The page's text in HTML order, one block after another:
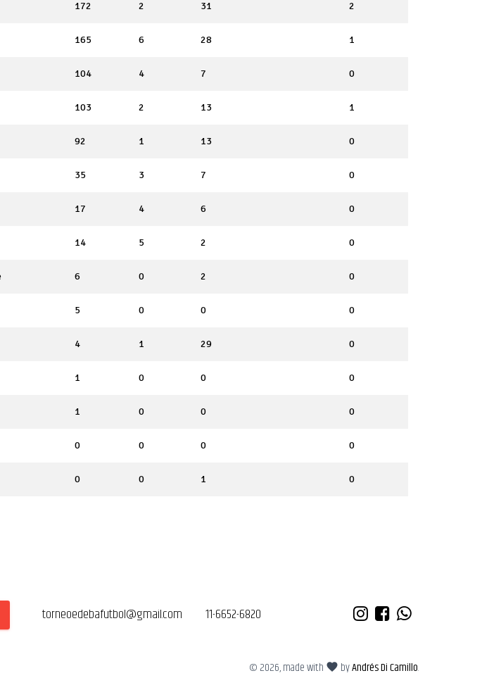
172 2 31 2
165 6 28 1
104 4 7 0
103 2 13 1
92 1 13 0
35 3 7 0
17 4 6 0
14 5 2 0
6 0 2 0
5 0 0 0
4 1 29 0
1 0 0 0
1 0 0 0
0 0 0 0
0 0 1 0
torneoedebafutbol@gmail.com 11-6652-6820
© 2026, made with favorite byAndrés Di Camillo.